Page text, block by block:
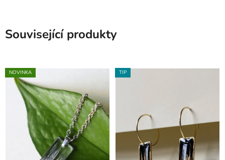
Související produkty
NOVINKA TIP